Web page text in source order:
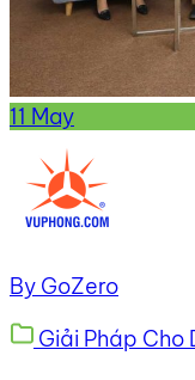
11 May
By GoZero
Giải Pháp Cho